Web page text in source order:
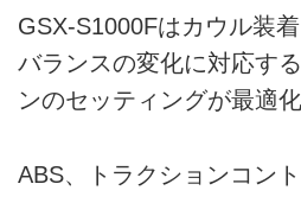
GSX-S1000Fはカウル装
バランスの変化に対応す
ンのセッティングが最適
ABS、トラクションコン